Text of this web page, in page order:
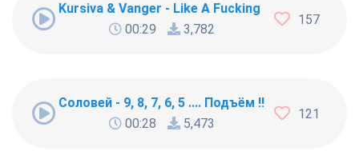
Kursiva & Vanger - Like A Fucking Newbie
00:29
3,782
157
Соловей - 9, 8, 7, 6, 5 .... Подъём !!!
00:28
5,473
121